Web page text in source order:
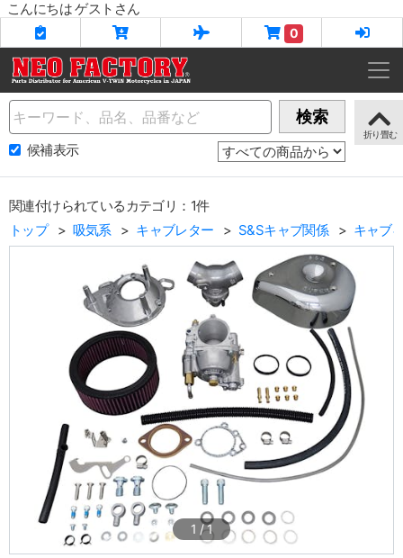
こんにちは ゲストさん
0
Name 検索
候補表示
関連付けられているカテゴリ：1件
トップ
吸気系 キャブレター S&Sキャブ関係 キャブ
1 /1